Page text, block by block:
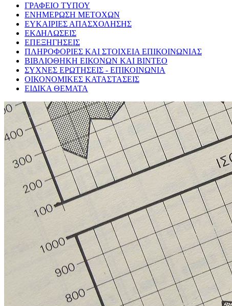
ΓΡΑΦΕΙΟ ΤΥΠΟΥ
ΕΝΗΜΕΡΩΣΗ ΜΕΤΟΧΩΝ
ΕΥΚΑΙΡΙΕΣ ΑΠΑΣΧΟΛΗΣΗΣ
ΕΚΔΗΛΩΣΕΙΣ
ΕΠΕΞΗΓΗΣΕΙΣ
ΠΛΗΡΟΦΟΡΙΕΣ ΚΑΙ ΣΤΟΙΧΕΙΑ ΕΠΙΚΟΙΝΩΝΙΑΣ
ΒΙΒΛΙΟΘΗΚΗ ΕΙΚΟΝΩΝ ΚΑΙ ΒΙΝΤΕΟ
ΣΥΧΝΕΣ ΕΡΩΤΗΣΕΙΣ - ΕΠΙΚΟΙΝΩΝΙΑ
ΟΙΚΟΝΟΜΙΚΕΣ ΚΑΤΑΣΤΑΣΕΙΣ
ΕΙΔΙΚΑ ΘΕΜΑΤΑ